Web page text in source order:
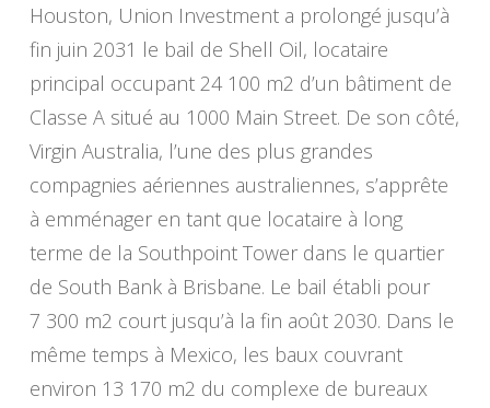
Houston, Union Investment a prolongé jusqu’à
fin juin 2031 le bail de Shell Oil, locataire
principal occupant 24 100 m2 d’un bâtiment de
Classe A situé au 1000 Main Street. De son côté,
Virgin Australia, l’une des plus grandes
compagnies aériennes australiennes, s’apprête
à emménager en tant que locataire à long
terme de la Southpoint Tower dans le quartier
de South Bank à Brisbane. Le bail établi pour
7 300 m2 court jusqu’à la fin août 2030. Dans le
même temps à Mexico, les baux couvrant
environ 13 170 m2 du complexe de bureaux